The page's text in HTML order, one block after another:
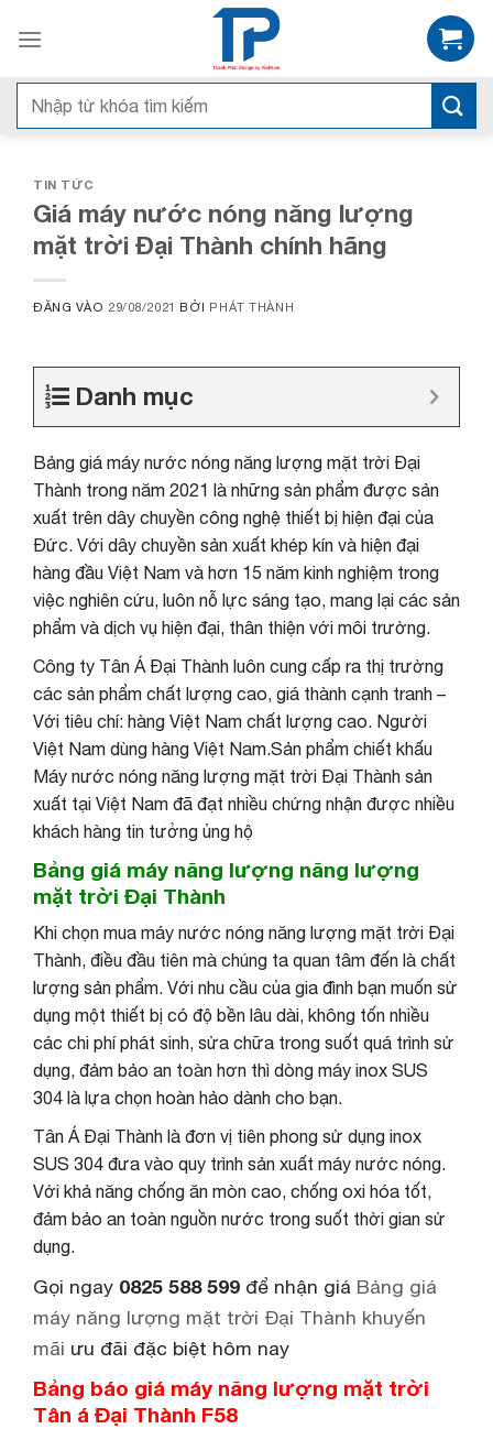
qua
dungTìm
kiếm:
TIN TỨC
Giá máy nước nóng năng lượng
mặt trời Đại Thành chính hãng
ĐĂNG VÀO 29/08/2021 BỞI PHÁT THÀNH
Danh mục
Bảng giá máy nước nóng năng lượng mặt trời Đại
Thành trong năm 2021 là những sản phẩm được sản
xuất trên dây chuyền công nghệ thiết bị hiện đại của
Đức. Với dây chuyền sản xuất khép kín và hiện đại
hàng đầu Việt Nam và hơn 15 năm kinh nghiệm trong
việc nghiên cứu, luôn nỗ lực sáng tạo, mang lại các sản
phẩm và dịch vụ hiện đại, thân thiện với môi trường.
Công ty Tân Á Đại Thành luôn cung cấp ra thị trường
các sản phẩm chất lượng cao, giá thành cạnh tranh –
Với tiêu chí: hàng Việt Nam chất lượng cao. Người
Việt Nam dùng hàng Việt Nam.Sản phẩm chiết khấu
Máy nước nóng năng lượng mặt trời Đại Thành sản
xuất tại Việt Nam đã đạt nhiều chứng nhận được nhiều
khách hàng tin tưởng ủng hộ
Bảng giá máy năng lượng năng lượng
mặt trời Đại Thành
Khi chọn mua máy nước nóng năng lượng mặt trời Đại
Thành, điều đầu tiên mà chúng ta quan tâm đến là chất
lượng sản phẩm. Với nhu cầu của gia đình bạn muốn sử
dụng một thiết bị có độ bền lâu dài, không tốn nhiều
các chi phí phát sinh, sửa chữa trong suốt quá trình sử
dụng, đảm bảo an toàn hơn thì dòng máy inox SUS
304 là lựa chọn hoàn hảo dành cho bạn.
Tân Á Đại Thành là đơn vị tiên phong sử dụng inox
SUS 304 đưa vào quy trình sản xuất máy nước nóng.
Với khả năng chống ăn mòn cao, chống oxi hóa tốt,
đảm bảo an toàn nguồn nước trong suốt thời gian sử
dụng.
Gọi ngay 0825 588 599 để nhận giá Bảng giá
máy năng lượng mặt trời Đại Thành khuyến
mãi ưu đãi đặc biệt hôm nay
Bảng báo giá máy năng lượng mặt trời
Tân á Đại Thành F58